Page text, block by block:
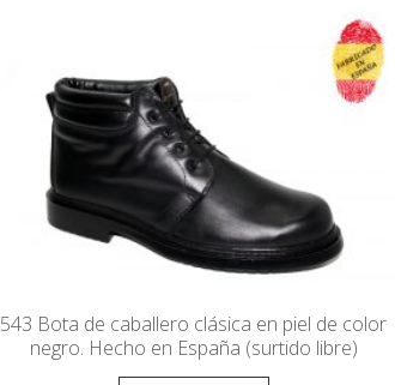
543 Bota de caballero clásica en piel de color
negro. Hecho en España (surtido libre)